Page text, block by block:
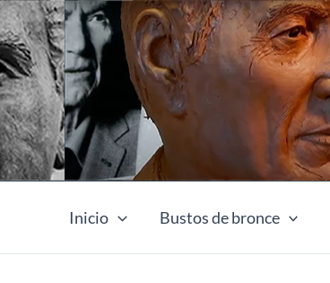
Ir
al
contenido
Inicio Bustos de bronce